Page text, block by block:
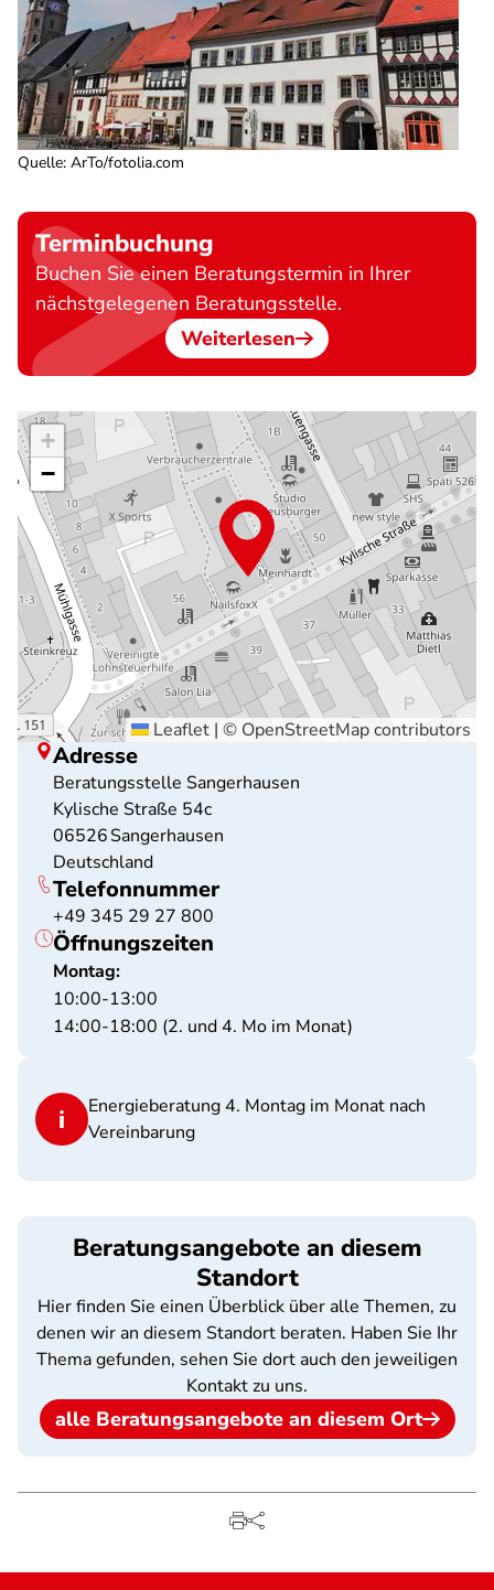
Quelle: ArTo/fotolia.com
Terminbuchung
Buchen Sie einen Beratungstermin in Ihrer
nächstgelegenen Beratungsstelle.
Weiterlesen
+
−
Leaflet | © OpenStreetMapcontributors
Adresse
Beratungsstelle Sangerhausen
Kylische Straße 54c
06526Sangerhausen
Deutschland
Telefonnummer
+49 345 29 27 800
Öffnungszeiten
Montag:
10:00-13:00
14:00-18:00 (2. und 4. Mo im Monat)
Energieberatung 4. Montag im Monat nach
Vereinbarung
Beratungsangebote an diesem
Standort
Hier finden Sie einen Überblick über alle Themen, zu
denen wir an diesem Standort beraten. Haben Sie Ihr
Thema gefunden, sehen Sie dort auch den jeweiligen
Kontakt zu uns.
alle Beratungsangebote an diesem Ort